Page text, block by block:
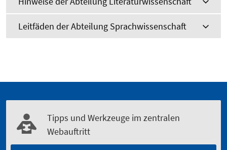
Leitfäden der Abteilung Sprachwissenschaft
Tipps und Werkzeuge im zentralen
Webauftritt